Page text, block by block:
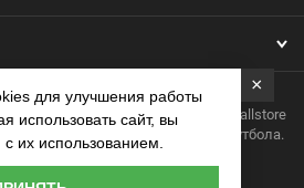
Интернет-магазин Footballstore
бутс, мячей и одежды для футбола.
×
для улучшения работы
использовать сайт, вы
их использованием.